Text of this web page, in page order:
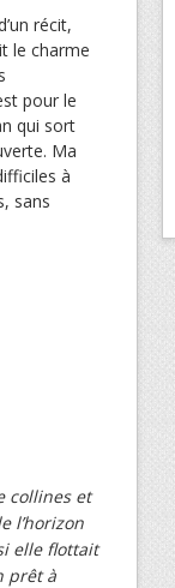
récit,
le charme
pour le
qui sort
Ma
à
sans
collines et
l’horizon
elle flottait
prêt à